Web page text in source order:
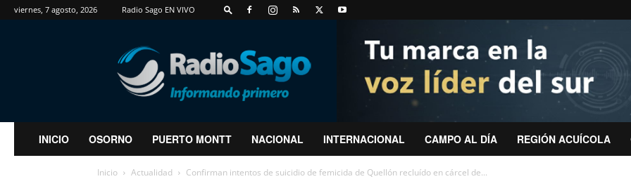
viernes, 7 agosto, 2026 Radio Sago EN VIVO
RadioSago
INICIO OSORNO PUERTO MONTT NACIONAL INTERNACIONAL CAMPO AL DÍA REGIÓN ACUÍCOLA
Inicio Actualidad Confirman intentos de suicidio de femicida de Quellón recluído en cárcel de...